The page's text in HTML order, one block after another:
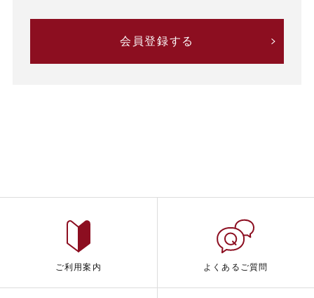
会員登録する
ご利用案内 よくあるご質問